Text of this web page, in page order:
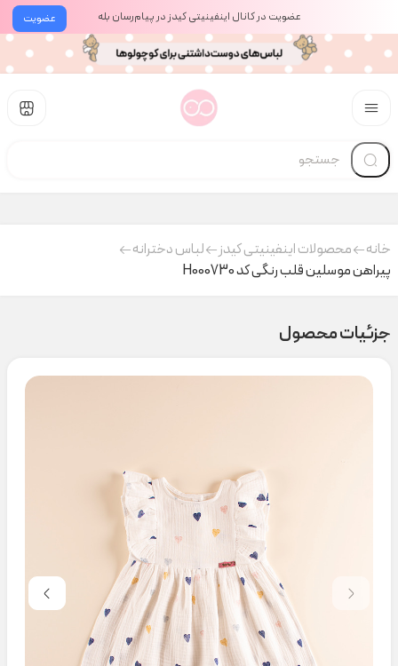
عضویت عضویت در کانال اینفینیتی کیدز در پیام‌رسان بله
خانه محصولات اینفینیتی کیدز
لباس دخترانه
پیراهن موسلین قلب رنگی کد H000730
جزئیات محصول